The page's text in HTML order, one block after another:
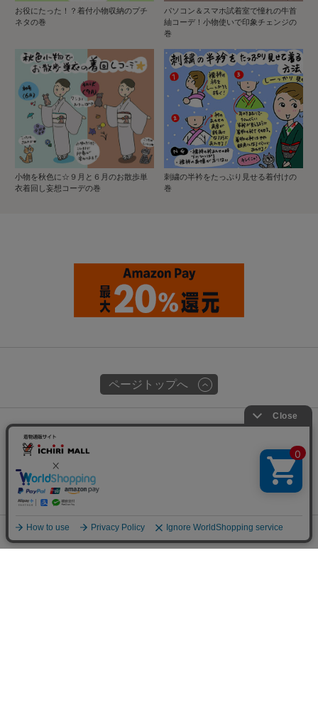
お役にたった！？着付小物収納のプチ
ネタの巻
パソコン＆スマホ試着室で憧れの牛首
紬コーデ！小物使いで印象チェンジの
巻
小物を秋色に☆９月と６月のお散歩単
衣着回し妄想コーデの巻
刺繍の半衿をたっぷり見せる着付けの
巻
ページトップへ
関連サイト
会社概要